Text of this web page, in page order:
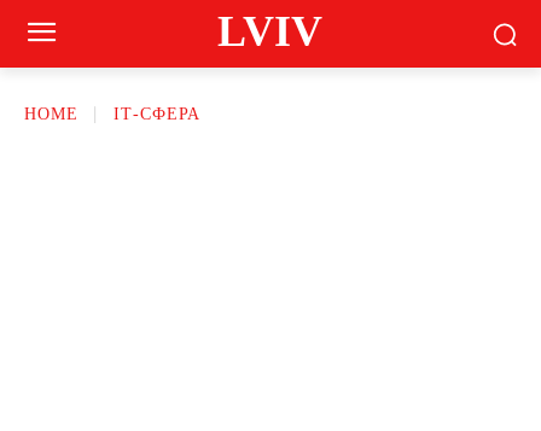
LVIV
HOME ІТ-СФЕРА